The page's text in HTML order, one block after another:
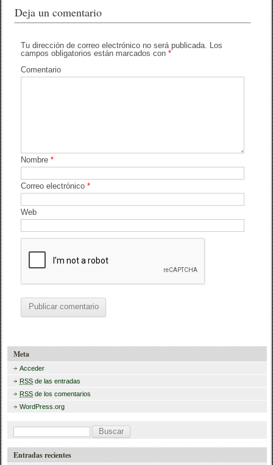
c
b
o
tt
m
ar
Deja un comentario
Tu dirección de correo electrónico no será publicada. Los
campos obligatorios están marcados con*
Comentario
Nombre*
Correo electrónico*
Web
Meta
Acceder
RSS de las entradas
RSS de los comentarios
WordPress.org
B
u
Entradas recientes